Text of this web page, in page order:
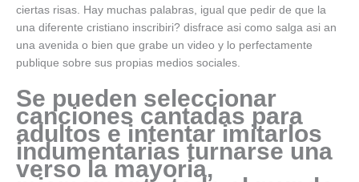
ciertas risas. Hay muchas palabras, igual que pedir de que la
una diferente cristiano inscribiri? disfrace asi­ como salga asi an
una avenida o bien que grabe un video y lo perfectamente
publique sobre sus propias medios sociales.
Se pueden seleccionar
canciones cantadas para
adultos e intentar imitarlos
indumentarias turnarse una
verso la mayori­a,